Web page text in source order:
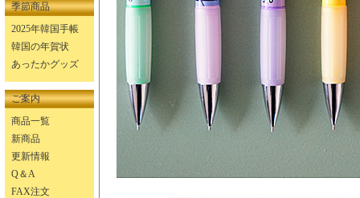
季節商品
2025年韓国手帳
韓国の年賀状
あったかグッズ
ご案内
商品一覧
新商品
更新情報
Q＆A
FAX注文